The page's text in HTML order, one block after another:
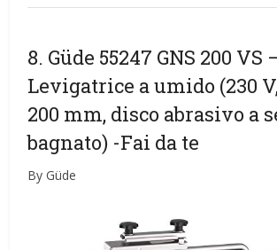
8. Güde 55247 GNS 200 VS
Levigatrice a umido (230
200 mm, disco abrasivo a
bagnato) -Fai da te
By Güde